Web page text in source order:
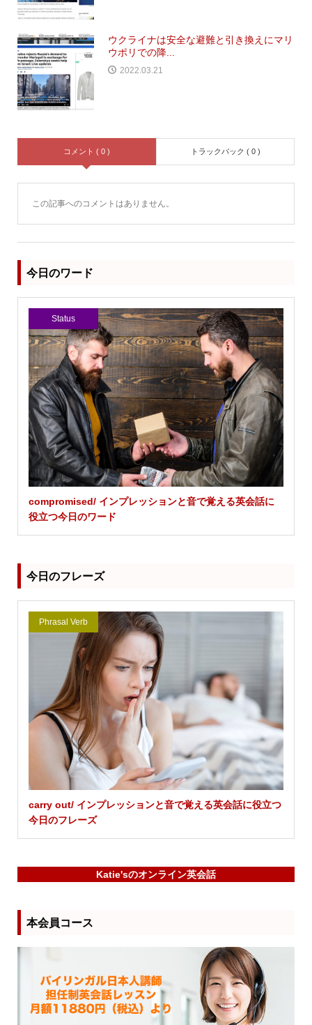
ウクライナは安全な避難と引き換えにマリ
ウポリでの降...
2022.03.21
コメント ( 0 ) トラックバック ( 0 )
この記事へのコメントはありません。
今日のワード
Status
compromised/ インプレッションと音で覚える英会話に
役立つ今日のワード
今日のフレーズ
Phrasal Verb
carry out/ インプレッションと音で覚える英会話に役立つ
今日のフレーズ
Katie'sのオンライン英会話
本会員コース